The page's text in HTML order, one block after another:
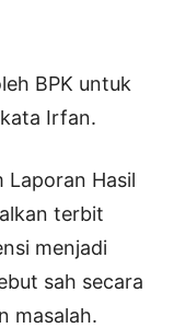
BPK untuk
Irfan.
Laporan Hasil
terbit
menjadi
sah secara
masalah.